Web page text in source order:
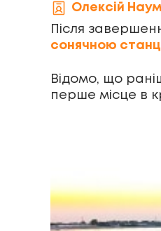
Олексій
Після
сонячною
Відомо, що
перше місце в